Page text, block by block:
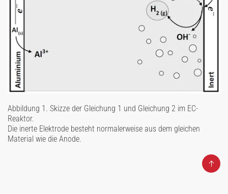
Abbildung 1. Skizze der Gleichung 1 und Gleichung 2 im EC-
Reaktor.
Die inerte Elektrode besteht normalerweise aus dem gleichen
Material wie die Anode.